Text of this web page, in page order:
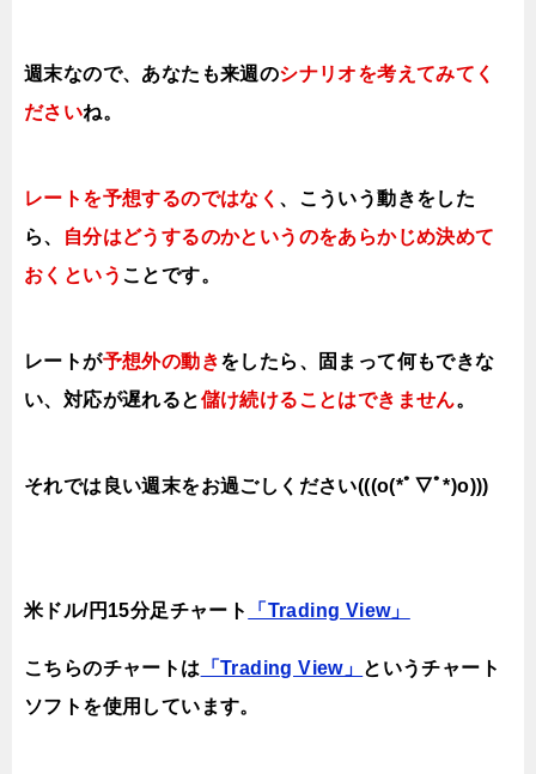
週末なので、あなたも来週のシナリオを考えてみてく
ださいね。
レートを予想するのではなく 、こういう動きをした
ら、
自分はどうするのかというのをあらかじめ決めて
おくという ことです。
レートが予想外の動きをしたら、固まって何もできな
い、対応が遅れると儲け続けることはできません。
それでは良い週末をお過ごしください(((o(*ﾟ▽ﾟ*)o)))
米ドル/円15分足チャート 「Trading View」
こちらのチャートは 「Trading View」 というチャート
ソフトを使用しています。